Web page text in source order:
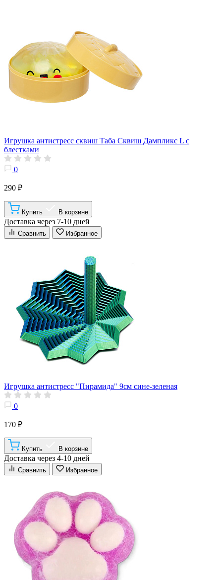
Игрушка антистресс сквиш Таба Сквиш Дампликс L с
блестками
0
290 ₽
Купить В корзине
Доставка через 7-10 дней
Сравнить Избранное
Игрушка антистресс "Пирамида" 9см сине-зеленая
0
170 ₽
Купить В корзине
Доставка через 4-10 дней
Сравнить Избранное